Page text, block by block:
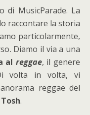
di MusicParade. La
raccontare la storia
particolarmente,
Diamo il via a una
al reggae, il genere
volta in volta, vi
reggae del
.